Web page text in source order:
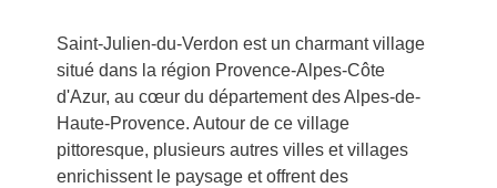
Saint-Julien-du-Verdon est un charmant village
situé dans la région Provence-Alpes-Côte
d'Azur, au cœur du département des Alpes-de-
Haute-Provence. Autour de ce village
pittoresque, plusieurs autres villes et villages
enrichissent le paysage et offrent des